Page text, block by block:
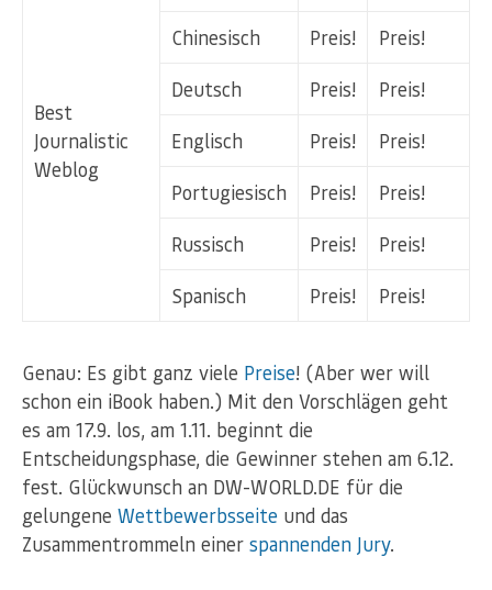
Best
Journalistic
Weblog
Chinesisch Preis! Preis!
Deutsch Preis! Preis!
Englisch Preis! Preis!
Portugiesisch Preis! Preis!
Russisch Preis! Preis!
Spanisch Preis! Preis!
Genau: Es gibt ganz viele Preise! (Aber wer will
schon ein iBook haben.) Mit den Vorschlägen geht
es am 17.9. los, am 1.11. beginnt die
Entscheidungsphase, die Gewinner stehen am 6.12.
fest. Glückwunsch an DW-WORLD.DE für die
gelungene Wettbewerbsseite und das
Zusammentrommeln einer spannenden Jury.